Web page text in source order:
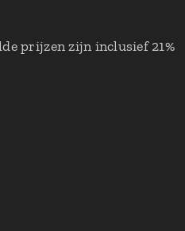
prijzen zijn inclusief 21%